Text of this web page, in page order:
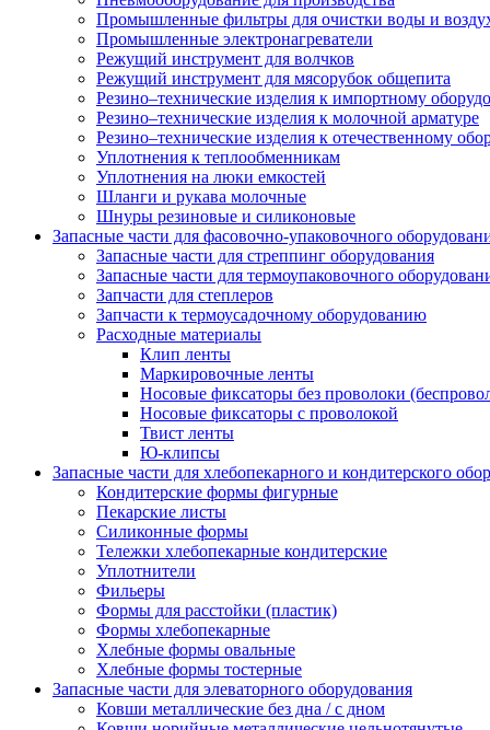
Промышленные фильтры для очистки воды и
Промышленные электронагреватели
Режущий инструмент для волчков
Режущий инструмент для мясорубок общепита
Резино–технические изделия к импортному
Резино–технические изделия к молочной арматуре
Резино–технические изделия к отечественному
Уплотнения к теплообменникам
Уплотнения на люки емкостей
Шланги и рукава молочные
Шнуры резиновые и силиконовые
Запасные части для фасовочно-упаковочного
Запасные части для стреппинг оборудования
Запасные части для термоупаковочного
Запчасти для степлеров
Запчасти к термоусадочному оборудованию
Расходные материалы
Клип ленты
Маркировочные ленты
Носовые фиксаторы без проволоки
Носовые фиксаторы с проволокой
Твист ленты
Ю-клипсы
Запасные части для хлебопекарного и кондитерского
Кондитерские формы фигурные
Пекарские листы
Силиконные формы
Тележки хлебопекарные кондитерские
Уплотнители
Фильеры
Формы для расстойки (пластик)
Формы хлебопекарные
Хлебные формы овальные
Хлебные формы тостерные
Запасные части для элеваторного оборудования
Ковши металлические без дна / с дном